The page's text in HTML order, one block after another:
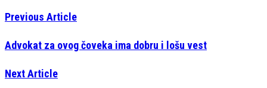
Previous Article
Advokat za ovog čoveka ima dobru i lošu vest
Next Article